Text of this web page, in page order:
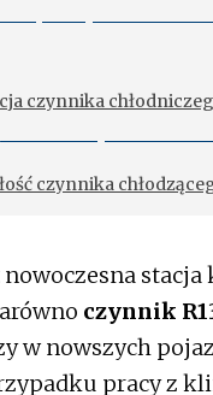
czynnika
czynnika
nowoczesna
czynnik
w nowszych
pracy z